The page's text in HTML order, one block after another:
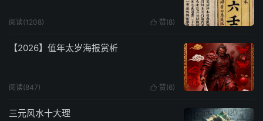
 赞(8)
阅读(1208)
【2026】值年太岁海报赏析
 赞(6)
阅读(847)
三元风水十大理